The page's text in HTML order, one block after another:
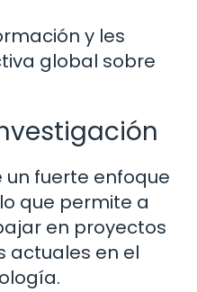
y les
global sobre
un fuerte enfoque
que permite a
en proyectos
actuales en el